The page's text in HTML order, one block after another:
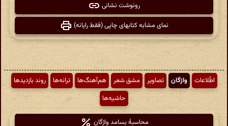
رونوشت نشانی
نمای مشابه کتابهای چاپی (فقط رایانه)
اطّلاعات واژگان تصاویر مشق شعر هم‌آهنگ‌ها ترانه‌ها
روند بازدیدها
حاشیه‌ها
محاسبهٔ بسامد واژگان